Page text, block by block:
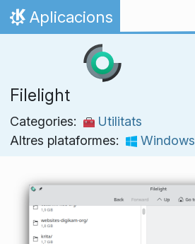
Salta fins al contingut
Inici
Aplicacions
Filelight
Categories:
Utilitats
Altres plataformes:
Windows